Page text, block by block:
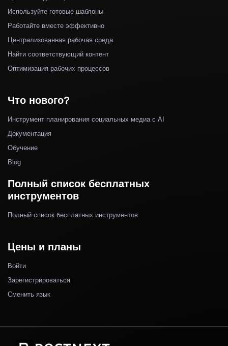
Используйте готовые шаблоны
Работайте вместе эффективно
Централизованная рабочая среда
Найти соответствующий контент
Оптимизация рабочих процессов
Что нового?
Инструмент планирования социальных медиа с AI
Документация
Обучение
Blog
Полный список бесплатных
инструментов
Полный список бесплатных инструментов
Цены и планы
Войти
Зарегистрироваться
Сменить язык